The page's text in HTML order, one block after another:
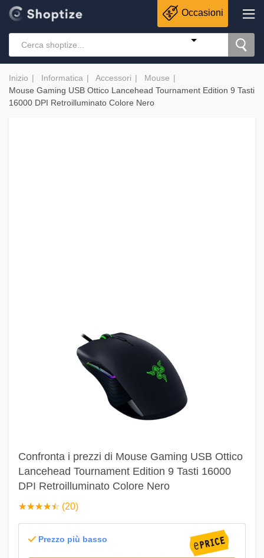
Occasioni
Inizio Informatica Accessori
Mouse
Mouse Gaming USB Ottico Lancehead Tournament Edition 9 Tasti
16000 DPI Retroilluminato Colore Nero
Confronta i prezzi di Mouse Gaming USB Ottico
Lancehead Tournament Edition 9 Tasti 16000
DPI Retroilluminato Colore Nero
☆☆☆☆☆
★★★★★ (20)
Prezzo più basso